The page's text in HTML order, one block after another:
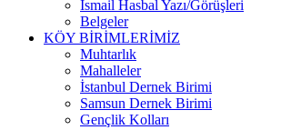
İsmail Hasbal Yazı/Görüşleri
Belgeler
KÖY BİRİMLERİMİZ
Muhtarlık
Mahalleler
İstanbul Dernek Birimi
Samsun Dernek Birimi
Gençlik Kolları